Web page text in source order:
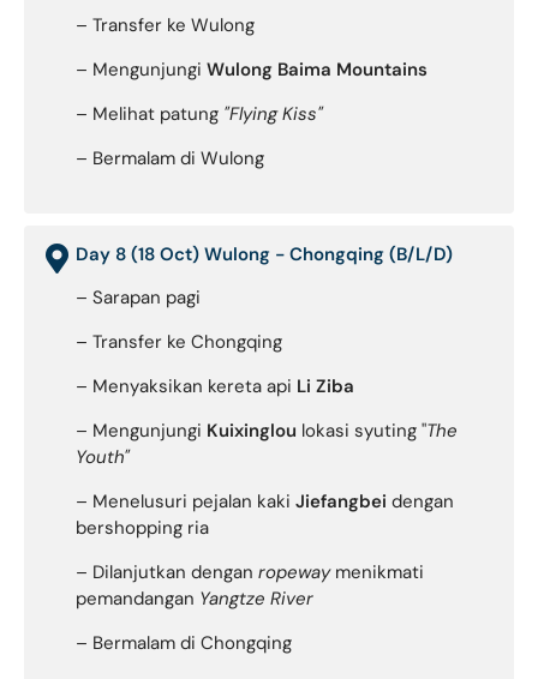
– Transfer ke Wulong
– Mengunjungi Wulong Baima Mountains
– Melihat patung "Flying Kiss"
– Bermalam di Wulong
Day 8 (18 Oct) Wulong - Chongqing (B/L/D)
– Sarapan pagi
– Transfer ke Chongqing
– Menyaksikan kereta api Li Ziba
– Mengunjungi Kuixinglou lokasi syuting "The
Youth"
– Menelusuri pejalan kaki Jiefangbei dengan
bershopping ria
– Dilanjutkan dengan ropeway menikmati
pemandangan Yangtze River
– Bermalam di Chongqing